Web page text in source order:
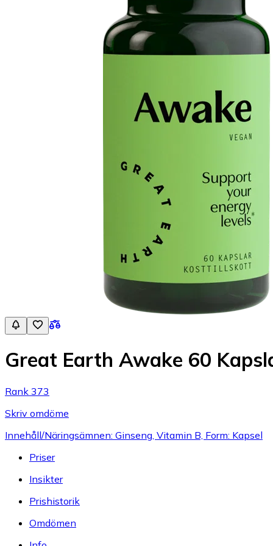
Great Earth Awake 60
Rank 373
Skriv omdöme
Innehåll/Näringsämnen: Ginseng, Vitamin B, Form: Kapsel
Priser
Insikter
Prishistorik
Omdömen